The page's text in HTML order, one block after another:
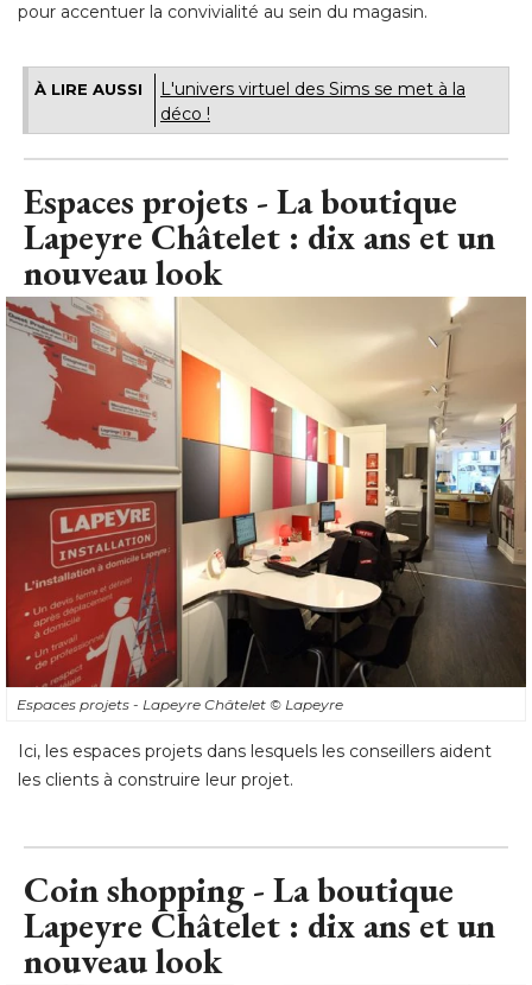
pour accentuer la convivialité au sein du magasin.
À LIRE AUSSI
L'univers virtuel des Sims se met à la
déco !
Espaces projets - La boutique
Lapeyre Châtelet : dix ans et un
nouveau look
Espaces projets - Lapeyre Châtelet © Lapeyre
Ici, les espaces projets dans lesquels les conseillers aident
les clients à construire leur projet.
Coin shopping - La boutique
Lapeyre Châtelet : dix ans et un
nouveau look